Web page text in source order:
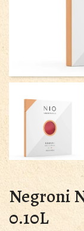
Negroni
0.10L